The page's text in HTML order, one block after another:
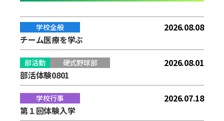
学校全般
2026.08.08
チーム医療を学ぶ
部活動 硬式野球部
2026.08.01
部活体験0801
学校行事
2026.07.18
第１回体験入学